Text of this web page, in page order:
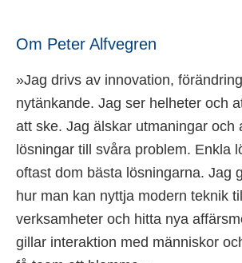
Om Peter Alfvegren
»Jag drivs av innovation,
nytänkande. Jag ser helheter och
att ske. Jag älskar utmaningar och
lösningar till svåra problem. Enkla
oftast dom bästa lösningarna. Jag
hur man kan nyttja modern teknik
verksamheter och hitta nya
gillar interaktion med människor